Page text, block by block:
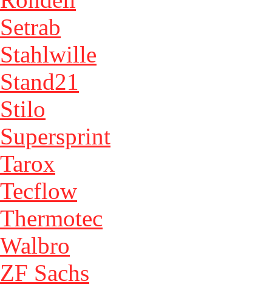
Setrab
Stahlwille
Stand21
Stilo
Supersprint
Tarox
Tecflow
Thermotec
Walbro
ZF Sachs